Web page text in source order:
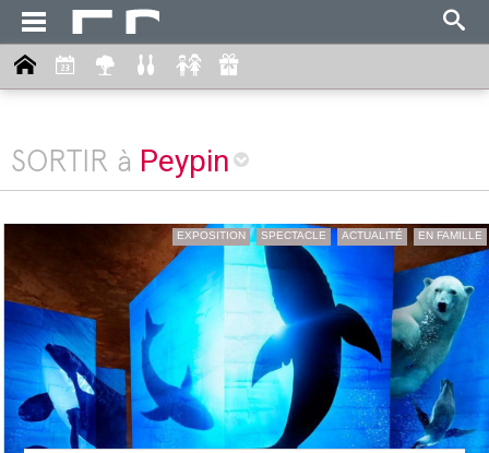
SORTIR à Peypin
EXPOSITION SPECTACLE ACTUALITÉ EN FAMILLE